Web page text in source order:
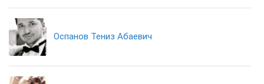
Оспанов Тениз Абаевич